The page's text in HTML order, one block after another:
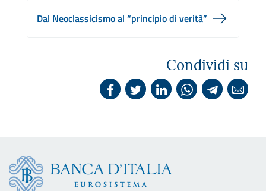
Dal Neoclassicismo al “principio di verità”
Condividi su